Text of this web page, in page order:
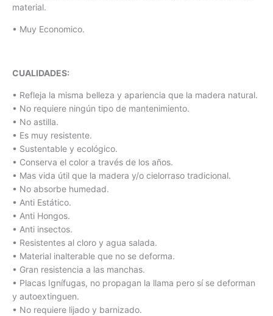
material.
• Muy Economico.
CUALIDADES:
• Refleja la misma belleza y apariencia que la madera natural.
• No requiere ningún tipo de mantenimiento.
• No astilla.
• Es muy resistente.
• Sustentable y ecológico.
• Conserva el color a través de los años.
• Mas vida útil que la madera y/o cielorraso tradicional.
• No absorbe humedad.
• Anti Estático.
• Anti Hongos.
• Anti insectos.
• Resistentes al cloro y agua salada.
• Material inalterable que no se deforma.
• Gran resistencia a las manchas.
• Placas Ignífugas, no propagan la llama pero sí se deforman
y autoextinguen.
• No requiere lijado y barnizado.